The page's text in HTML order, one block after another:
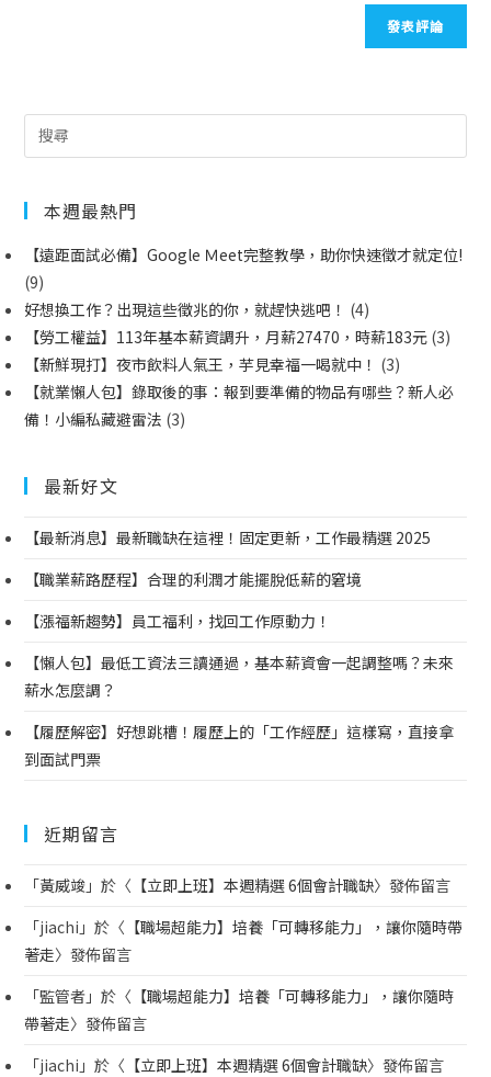
本週最熱門
【遠距面試必備】Google Ｍeet完整教學，助你快速徵才就定位!
(9)
好想換工作？出現這些徵兆的你，就趕快逃吧！ (4)
【勞工權益】113年基本薪資調升，月薪27470，時薪183元 (3)
【新鮮現打】夜市飲料人氣王，芋見幸福一喝就中！ (3)
【就業懶人包】錄取後的事：報到要準備的物品有哪些？新人必
備！小編私藏避雷法 (3)
最新好文
【最新消息】最新職缺在這裡！固定更新，工作最精選 2025
【職業薪路歷程】合理的利潤才能擺脫低薪的窘境
【漲福新趨勢】員工福利，找回工作原動力！
【懶人包】最低工資法三讀通過，基本薪資會一起調整嗎？未來
薪水怎麼調？
【履歷解密】好想跳槽！履歷上的「工作經歷」這樣寫，直接拿
到面試門票
近期留言
「黃威竣 」於〈 【立即上班】本週精選 6個會計職缺〉發佈留言
「jiachi 」於〈 【職場超能力】培養「可轉移能力」，讓你隨時帶
著走〉發佈留言
「監管者 」於〈 【職場超能力】培養「可轉移能力」，讓你隨時
帶著走〉發佈留言
「jiachi 」於〈 【立即上班】本週精選 6個會計職缺〉發佈留言